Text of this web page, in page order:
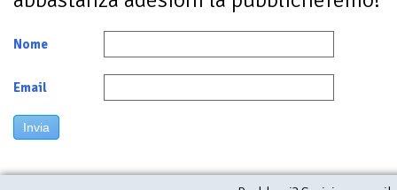
Nome
Email
Invia